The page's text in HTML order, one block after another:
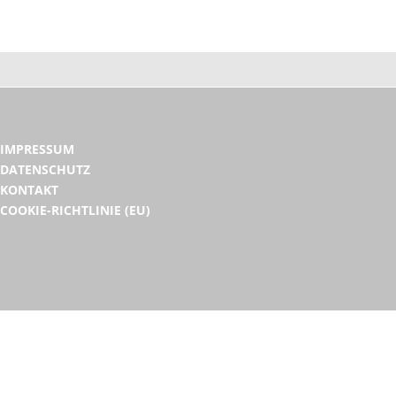
IMPRESSUM
DATENSCHUTZ
KONTAKT
COOKIE-RICHTLINIE (EU)